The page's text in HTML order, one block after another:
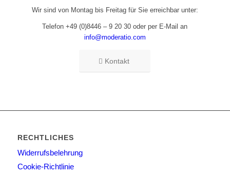
Wir sind von Montag bis Freitag für Sie erreichbar unter:
Telefon +49 (0)8446 – 9 20 30 oder per E-Mail an
info@moderatio.com
Kontakt
RECHTLICHES
Widerrufsbelehrung
Cookie-Richtlinie